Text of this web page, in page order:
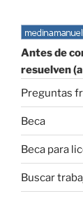
Antes de
resuelven
Preguntas
Beca
Beca para
Buscar